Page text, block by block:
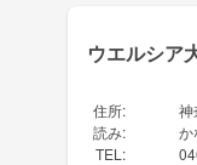
ウエルシア
住所:
神
読み:
か
TEL :